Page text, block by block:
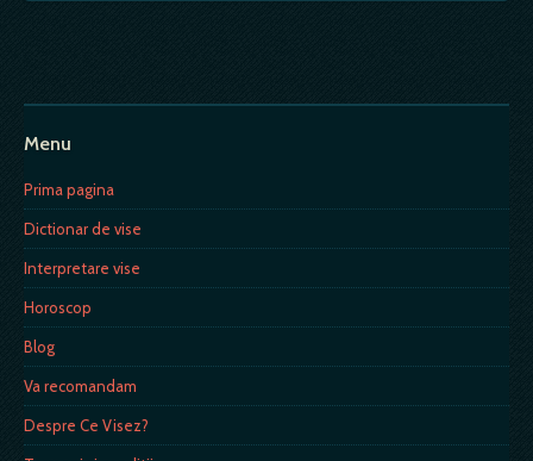
Menu
Prima pagina
Dictionar de vise
Interpretare vise
Horoscop
Blog
Va recomandam
Despre Ce Visez?